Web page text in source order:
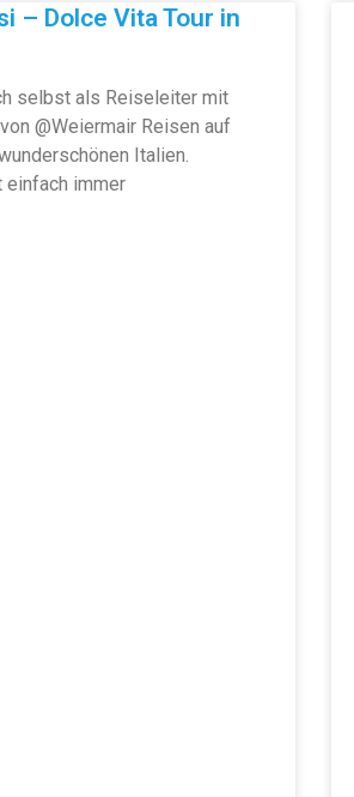
– Dolce Vita Tour in
selbst als Reiseleiter mit
@Weiermair Reisen auf
Italien.
einfach immer